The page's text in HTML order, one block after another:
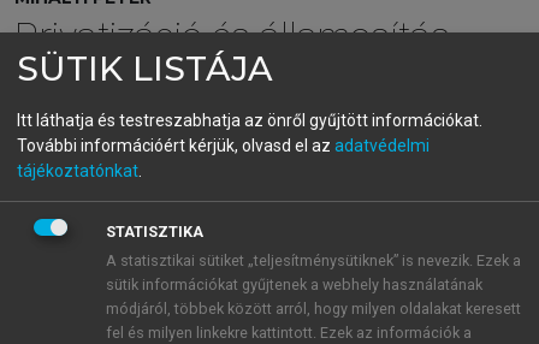
Privatizáció és államosítás
Magyarországon IV.
Mellékletek
menu_book
Somkuti István (1958) *
SÜTIK LISTÁJA
Itt láthatja és testreszabhatja az önről gyűjtött információkat.
További információért kérjük, olvasd el az adatvédelmi
tájékoztatónkat
STATISZTIKA
A statisztikai sütiket „teljesítménysütiknek” is nevezik. Ezek a
sütik információkat gyűjtenek a webhely használatának
módjáról, többek között arról, hogy milyen oldalakat keresett
fel és milyen linkekre kattintott. Ezek az információk a